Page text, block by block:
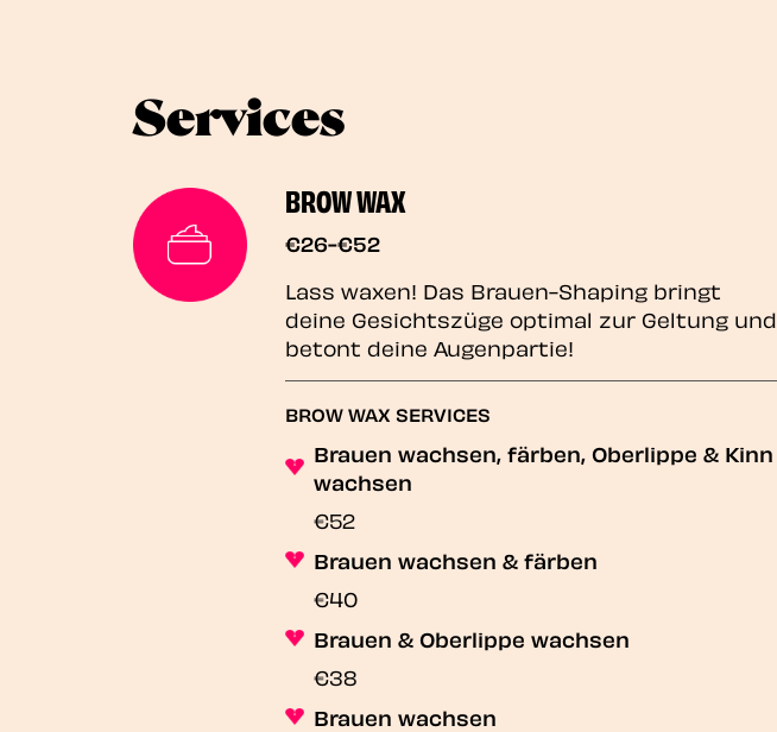
Services
BROW WAX
€26-€52
Lass waxen! Das Brauen-Shaping bringt
deine Gesichtszüge optimal zur Geltung und
betont deine Augenpartie!
BROW WAX SERVICES
Brauen wachsen, färben, Oberlippe & Kinn
wachsen
€52
Brauen wachsen & färben
€40
Brauen & Oberlippe wachsen
€38
Brauen wachsen